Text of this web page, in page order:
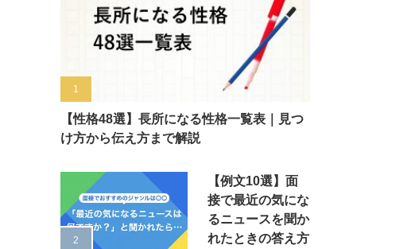
【性格48選】長所になる性格一覧表｜見つ
け方から伝え方まで解説
【例文10選】面
接で最近の気にな
るニュースを聞か
れたときの答え方